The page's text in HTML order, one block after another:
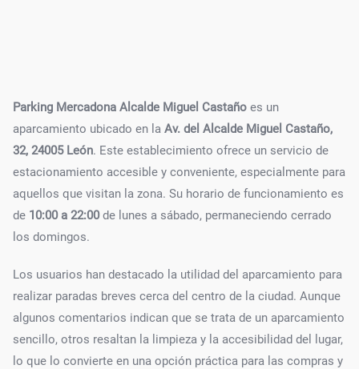
Parking Mercadona Alcalde Miguel Castaño es un
aparcamiento ubicado en la Av. del Alcalde Miguel Castaño,
32, 24005 León. Este establecimiento ofrece un servicio de
estacionamiento accesible y conveniente, especialmente para
aquellos que visitan la zona. Su horario de funcionamiento es
de 10:00 a 22:00de lunes a sábado, permaneciendo cerrado
los domingos.
Los usuarios han destacado la utilidad del aparcamiento para
realizar paradas breves cerca del centro de la ciudad. Aunque
algunos comentarios indican que se trata de un aparcamiento
sencillo, otros resaltan la limpieza y la accesibilidad del lugar,
lo que lo convierte en una opción práctica para las compras y